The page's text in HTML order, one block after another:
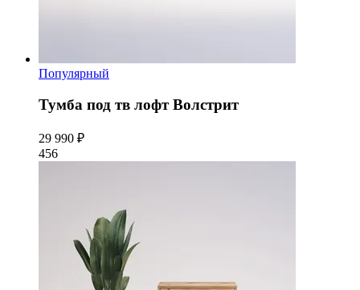
Популярный
Тумба под тв лофт Волстрит
29 990 ₽
456